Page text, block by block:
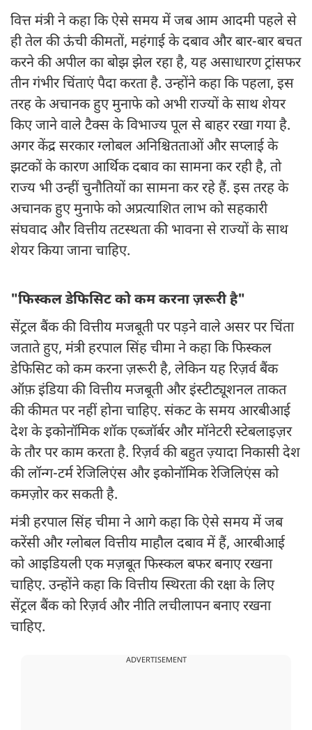
वित्त मंत्री ने कहा कि ऐसे समय में जब आम आदमी पहले से
ही तेल की ऊंची कीमतों, महंगाई के दबाव और बार-बार बचत
करने की अपील का बोझ झेल रहा है, यह असाधारण ट्रांसफर
तीन गंभीर चिंताएं पैदा करता है. उन्होंने कहा कि पहला, इस
तरह के अचानक हुए मुनाफे को अभी राज्यों के साथ शेयर
किए जाने वाले टैक्स के विभाज्य पूल से बाहर रखा गया है.
अगर केंद्र सरकार ग्लोबल अनिश्चितताओं और सप्लाई के
झटकों के कारण आर्थिक दबाव का सामना कर रही है, तो
राज्य भी उन्हीं चुनौतियों का सामना कर रहे हैं. इस तरह के
अचानक हुए मुनाफे को अप्रत्याशित लाभ को सहकारी
संघवाद और वित्तीय तटस्थता की भावना से राज्यों के साथ
शेयर किया जाना चाहिए.
"फिस्कल डेफिसिट को कम करना ज़रूरी है"
सेंट्रल बैंक की वित्तीय मजबूती पर पड़ने वाले असर पर चिंता
जताते हुए, मंत्री हरपाल सिंह चीमा ने कहा कि फिस्कल
डेफिसिट को कम करना ज़रूरी है, लेकिन यह रिज़र्व बैंक
ऑफ़ इंडिया की वित्तीय मजबूती और इंस्टीट्यूशनल ताकत
की कीमत पर नहीं होना चाहिए. संकट के समय आरबीआई
देश के इकोनॉमिक शॉक एब्जॉर्बर और मॉनेटरी स्टेबलाइज़र
के तौर पर काम करता है. रिज़र्व की बहुत ज़्यादा निकासी देश
की लॉन्ग-टर्म रेजिलिएंस और इकोनॉमिक रेजिलिएंस को
कमज़ोर कर सकती है.
मंत्री हरपाल सिंह चीमा ने आगे कहा कि ऐसे समय में जब
करेंसी और ग्लोबल वित्तीय माहौल दबाव में हैं, आरबीआई
को आइडियली एक मज़बूत फिस्कल बफर बनाए रखना
चाहिए. उन्होंने कहा कि वित्तीय स्थिरता की रक्षा के लिए
सेंट्रल बैंक को रिज़र्व और नीति लचीलापन बनाए रखना
चाहिए.
ADVERTISEMENT